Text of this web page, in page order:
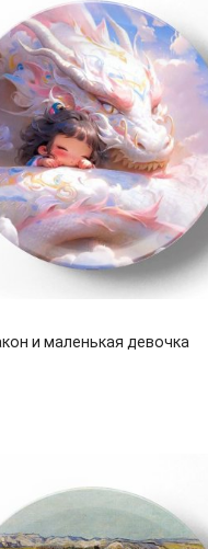
и маленькая девочка